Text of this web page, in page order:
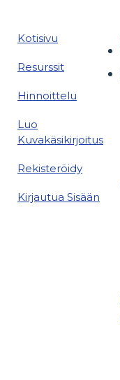
Kotisivu
Resurssit
Hinnoittelu
Luo
Kuvakäsikirjoitus
Rekisteröidy
Kirjautua Sisään